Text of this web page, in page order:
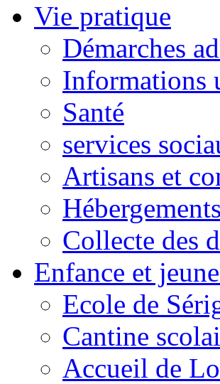
Vie pratique
Démarches
Informations
Santé
services
Artisans et
Hébergements
Collecte des
Enfance et
Ecole de
Cantine
Accueil de